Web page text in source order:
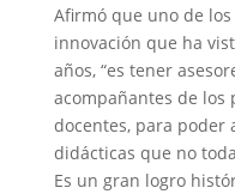
Afirmó que uno de
innovación que ha
años, “es tener
acompañantes de los
docentes, para poder
didácticas que no
Es un gran logro